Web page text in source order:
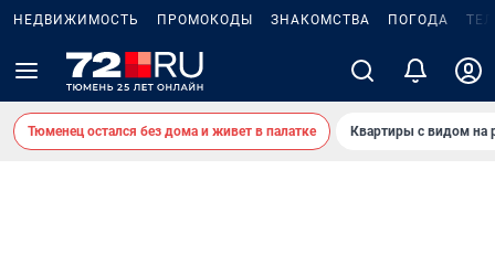
НЕДВИЖИМОСТЬ ПРОМОКОДЫ ЗНАКОМСТВА ПОГОДА
Тюменец остался без дома и живет в палатке Квартиры с видом на